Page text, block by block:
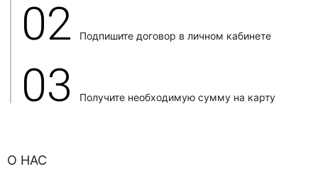
02 Подпишите договор в личном кабинете
03 Получите необходимую сумму на карту
О НАС